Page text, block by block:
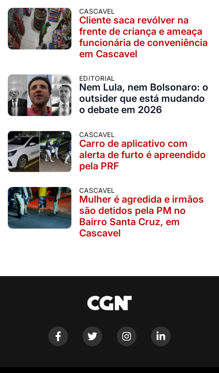
CASCAVEL
Cliente saca revólver na
frente de criança e ameaça
funcionária de conveniência
em Cascavel
EDITORIAL
Nem Lula, nem Bolsonaro: o
outsider que está mudando
o debate em 2026
CASCAVEL
Carro de aplicativo com
alerta de furto é apreendido
pela PRF
CASCAVEL
Mulher é agredida e irmãos
são detidos pela PM no
Bairro Santa Cruz, em
Cascavel